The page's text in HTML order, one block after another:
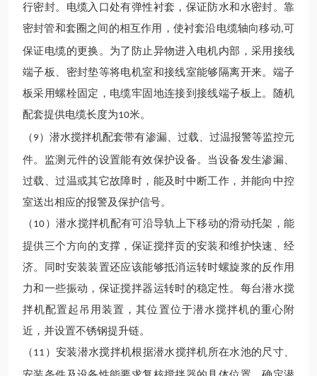
行密封。电缆入口处有弹性衬套，保证防水和水密封。靠
密封管和套圈之间的相互作用，使衬套沿电缆轴向移动,可
保证电缆的更换。为了防止异物进入电机内部，采用接线
端子板、密封垫等将电机室和接线室能够隔离开来。端子
板采用螺栓固定，电缆牢固 地连接到接线端子板上。随机
配套提供电缆长度为10米。
（ 9 ）潜水搅拌机配套带有渗漏、过载、过温报警等监控元
件。监测元件的设置能有效保护设备。当设备发生渗漏、
过载、过温或其它故障时，能及时中断工作，并能向中控
室送出相应的报警及保护信号。
（ 10 ）潜水搅拌机配有可沿导轨上下移动的滑动托架，能
提供三个方向的支撑，保证搅拌贡的安装和维护快速、经
济。同时安装装置还应该能够抵消运转时螺旋浆的反作用
力和一些振动，保证搅拌器运转时的稳定性。每台潜水搅
拌机配置起吊用装置，其位置位于潜水搅拌机的重心附
近，并设置不锈钢提升链。
（ 11 ）安装潜水搅拌机根据潜水搅拌机所在水池的尺寸、